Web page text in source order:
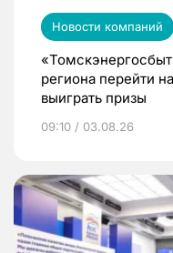
Новости компаний
региона перейти
выиграть призы
09:10 / 03.08.26